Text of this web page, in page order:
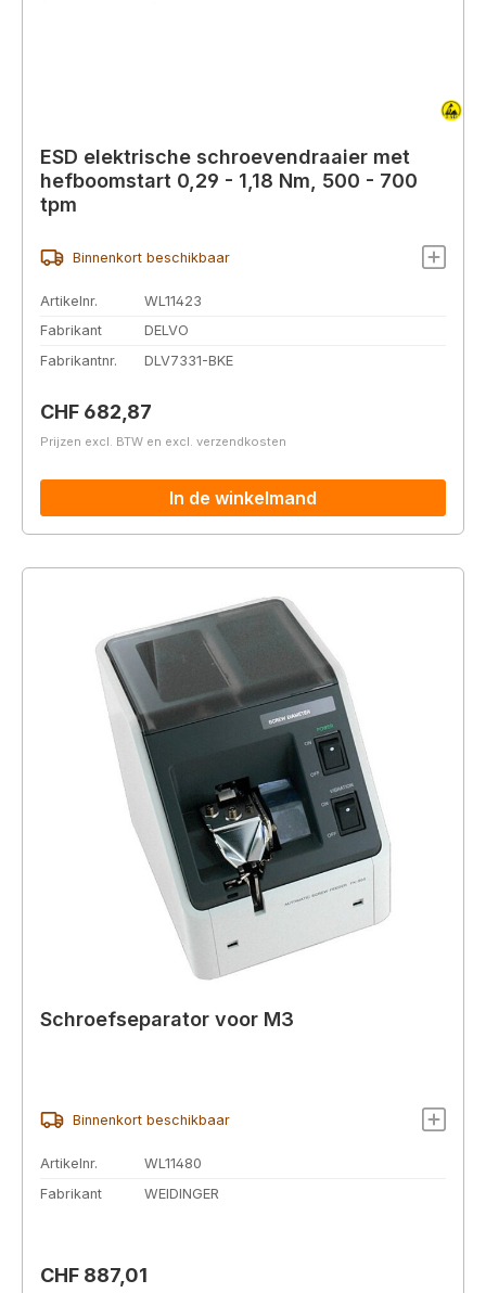
ESD elektrische schroevendraaier met
hefboomstart 0,29 - 1,18 Nm, 500 - 700
tpm
Binnenkort beschikbaar
Artikelnr.
WL11423
Fabrikant
DELVO
Fabrikantnr.
DLV7331-BKE
Normale prijs:
CHF 682,87
Prijzen excl. BTW en excl. verzendkosten
In de winkelmand
Schroefseparator voor M3
Binnenkort beschikbaar
Artikelnr.
WL11480
Fabrikant
WEIDINGER
Normale prijs:
CHF 887,01